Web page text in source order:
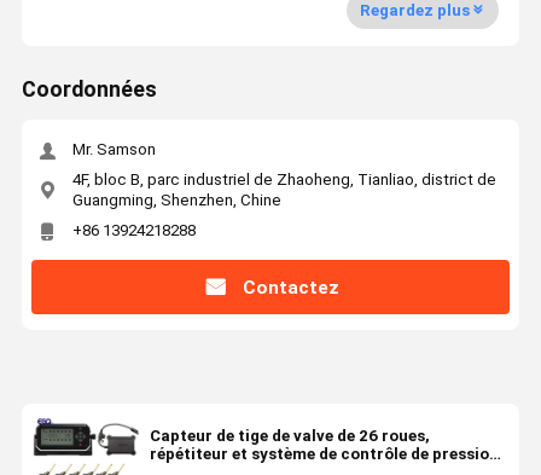
Regardez plus
Coordonnées
Mr. Samson
4F, bloc B, parc industriel de Zhaoheng, Tianliao, district de
Guangming, Shenzhen, Chine
+86 13924218288
Contactez
Capteur de tige de valve de 26 roues,
répétiteur et système de contrôle de pression